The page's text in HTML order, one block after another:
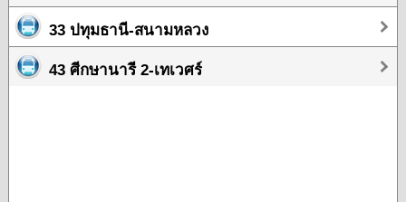
33 ปทุมธานี-สนามหลวง
43 ศีกษานารี 2-เทเวศร์